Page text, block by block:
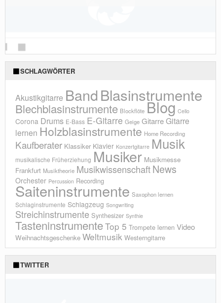
SCHLAGWÖRTER
Akustikgitarre BandBlasinstrumente
Blechblasinstrumente Blockflöte Blog Cello
Corona Drums E-Bass E-Gitarre Geige GitarreGitarre
lernen Holzblasinstrumente Home Recording
Kaufberater Klassiker Klavier Konzertgitarre Musik
musikalische Früherziehung Musiker Musikmesse
Frankfurt Musiktheorie MusikwissenschaftNews
Orchester Percussion Recording
Saiteninstrumente Saxophon lernen
Schlaginstrumente Schlagzeug Songwriting
Streichinstrumente Synthesizer Synthie
TasteninstrumenteTop 5 Trompete lernen Video
Weihnachtsgeschenke Weltmusik Westerngitarre
TWITTER